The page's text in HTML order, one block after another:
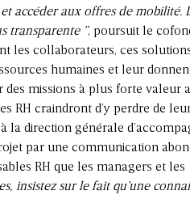
accéder aux offres de mobilité.
transparente ”, poursuit le
les collaborateurs, ces
humaines et leur
des missions à plus forte valeur
RH craindront d’y perdre de
la direction générale
par une communication
RH que les managers et les
insistez sur le fait qu’une